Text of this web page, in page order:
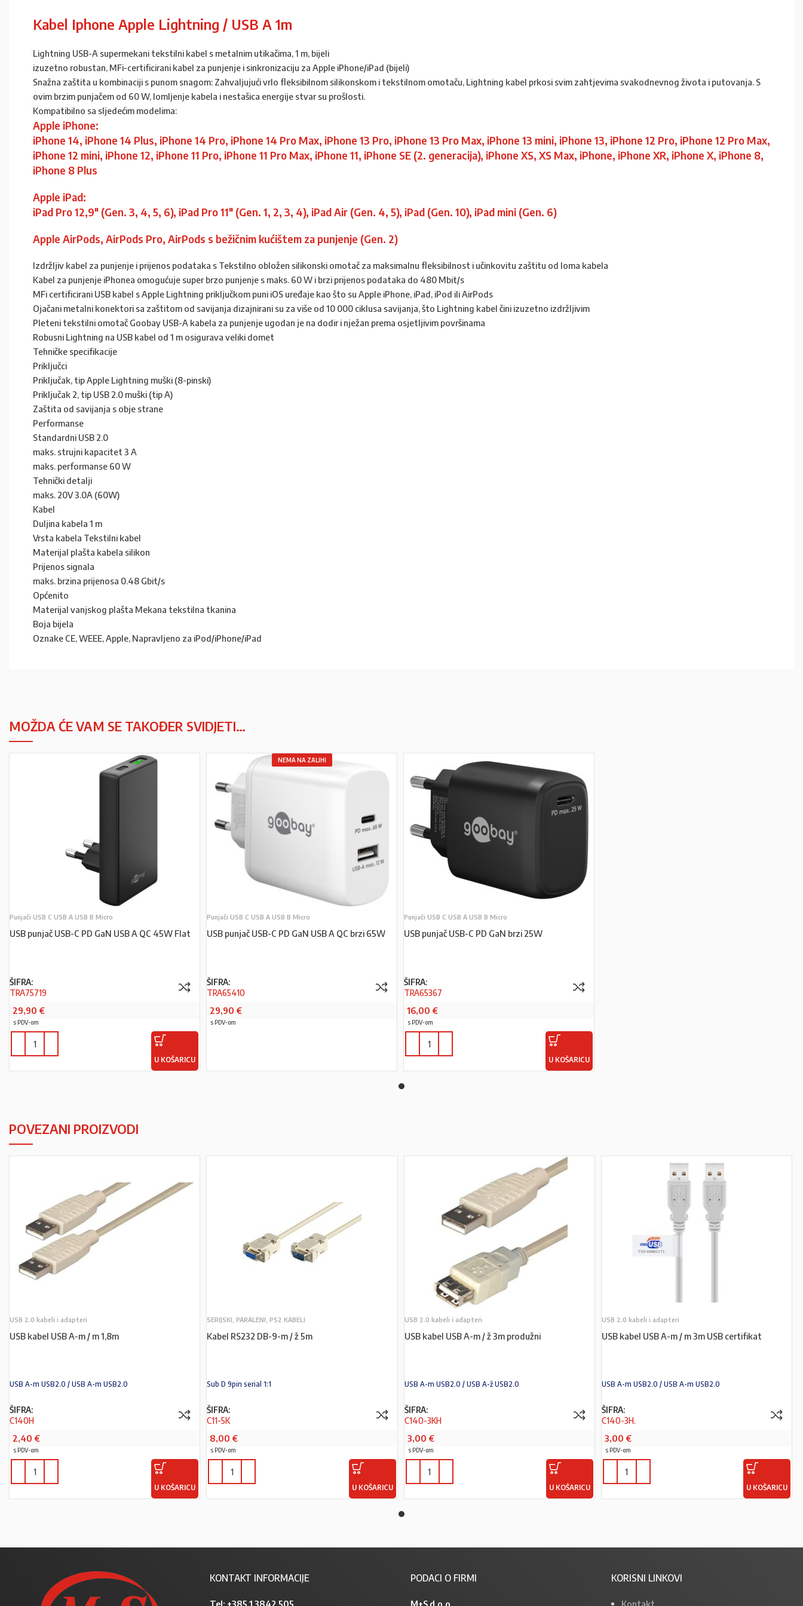
Kabel Iphone Apple Lightning / USB A 1m
Lightning USB-A supermekani tekstilni kabel s metalnim utikačima, 1 m, bijeli
izuzetno robustan, MFi-certificirani kabel za punjenje i sinkronizaciju za Apple iPhone/iPad (bijeli)
Snažna zaštita u kombinaciji s punom snagom: Zahvaljujući vrlo fleksibilnom silikonskom i tekstilnom omotaču, Lightning kabel prkosi svim zahtjevima svakodnevnog života i putovanja. S
ovim brzim punjačem od 60 W, lomljenje kabela i nestašica energije stvar su prošlosti.
Kompatibilno sa sljedećim modelima:
Apple iPhone:
iPhone 14, iPhone 14 Plus, iPhone 14 Pro, iPhone 14 Pro Max, iPhone 13 Pro, iPhone 13 Pro Max, iPhone 13 mini, iPhone 13, iPhone 12 Pro, iPhone 12 Pro Max,
iPhone 12 mini, iPhone 12, iPhone 11 Pro, iPhone 11 Pro Max, iPhone 11, iPhone SE (2. generacija), iPhone XS, XS Max, iPhone, iPhone XR, iPhone X, iPhone 8,
iPhone 8 Plus
Apple iPad:
iPad Pro 12,9″ (Gen. 3, 4, 5, 6), iPad Pro 11″ (Gen. 1, 2, 3, 4), iPad Air (Gen. 4, 5), iPad (Gen. 10), iPad mini (Gen. 6)
Apple AirPods, AirPods Pro, AirPods s bežičnim kućištem za punjenje (Gen. 2)
Izdržljiv kabel za punjenje i prijenos podataka s Tekstilno obložen silikonski omotač za maksimalnu fleksibilnost i učinkovitu zaštitu od loma kabela
Kabel za punjenje iPhonea omogućuje super brzo punjenje s maks. 60 W i brzi prijenos podataka do 480 Mbit/s
MFi certificirani USB kabel s Apple Lightning priključkom puni iOS uređaje kao što su Apple iPhone, iPad, iPod ili AirPods
Ojačani metalni konektori sa zaštitom od savijanja dizajnirani su za više od 10 000 ciklusa savijanja, što Lightning kabel čini izuzetno izdržljivim
Pleteni tekstilni omotač Goobay USB-A kabela za punjenje ugodan je na dodir i nježan prema osjetljivim površinama
Robusni Lightning na USB kabel od 1 m osigurava veliki domet
Tehničke specifikacije
Priključci
Priključak, tip Apple Lightning muški (8-pinski)
Priključak 2, tip USB 2.0 muški (tip A)
Zaštita od savijanja s obje strane
Performanse
Standardni USB 2.0
maks. strujni kapacitet 3 A
maks. performanse 60 W
Tehnički detalji
maks. 20V 3.0A (60W)
Kabel
Duljina kabela 1 m
Vrsta kabela Tekstilni kabel
Materijal plašta kabela silikon
Prijenos signala
maks. brzina prijenosa 0.48 Gbit/s
Općenito
Materijal vanjskog plašta Mekana tekstilna tkanina
Boja bijela
Oznake CE, WEEE, Apple, Napravljeno za iPod/iPhone/iPad
MOŽDA ĆE VAM SE TAKOĐER SVIDJETI…
Punjači USB C USB A USB B Micro
USB punjač USB-C PD GaN USB A QC 45W Flat
ŠIFRA:
TRA75719
29,90 €
s PDV-om
U KOŠARICU
NEMA NA ZALIHI
Punjači USB C USB A USB B Micro
USB punjač USB-C PD GaN USB A QC brzi 65W
ŠIFRA:
TRA65410
29,90 €
s PDV-om
Punjači USB C USB A USB B Micro
USB punjač USB-C PD GaN brzi 25W
ŠIFRA:
TRA65367
16,00 €
s PDV-om
U KOŠARICU
POVEZANI PROIZVODI
USB 2.0 kabeli i adapteri
USB kabel USB A-m / m 1,8m
USB A-m USB2.0 / USB A-m USB2.0
ŠIFRA:
C140H
2,40 €
s PDV-om
U KOŠARICU
SERIJSKI, PARALENI, PS2 KABELI
Kabel RS232 DB-9-m / ž 5m
Sub D 9pin serial 1:1
ŠIFRA:
C11-5K
8,00 €
s PDV-om
U KOŠARICU
USB 2.0 kabeli i adapteri
USB kabel USB A-m / ž 3m produžni
USB A-m USB2.0 / USB A-ž USB2.0
ŠIFRA:
C140-3KH
3,00 €
s PDV-om
U KOŠARICU
USB 2.0 kabeli i adapteri
USB kabel USB A-m / m 3m USB certifikat
USB A-m USB2.0 / USB A-m USB2.0
ŠIFRA:
C140-3H.
3,00 €
s PDV-om
U KOŠARICU
KONTAKT INFORMACIJE
Tel: +385 1 3842 505
PODACI O FIRMI
M+S d.o.o.
KORISNI LINKOVI
Kontakt